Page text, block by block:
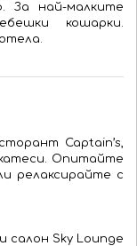
. За най-малките
кошарки.
Captain’s,
Опитайте
релаксирайте с
салон Sky Lounge